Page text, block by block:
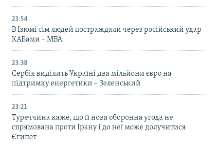
23:54
В Ізюмі сім людей постраждали через російський удар
КАБами – МВА
23:38
Сербія виділить Україні два мільйони євро на
підтримку енергетики – Зеленський
23:21
Туреччина каже, що її нова оборонна угода не
спрямована проти Ірану і до неї може долучитися
Єгипет